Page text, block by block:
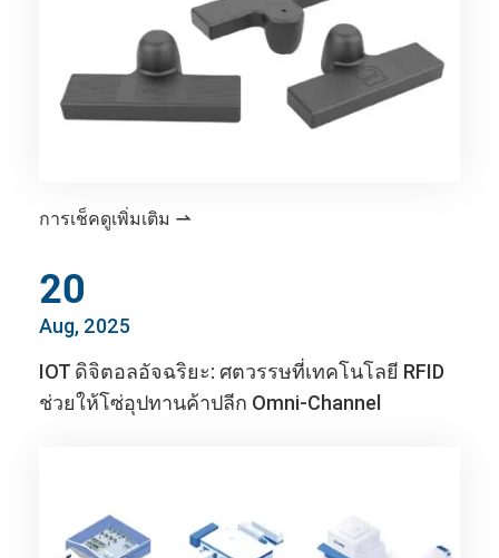
การเช็คดูเพิ่มเติม 
20
Aug, 2025
IOT ดิจิตอลอัจฉริยะ: ศตวรรษที่เทคโนโลยี RFID
ช่วยให้โซ่อุปทานค้าปลีก Omni-Channel